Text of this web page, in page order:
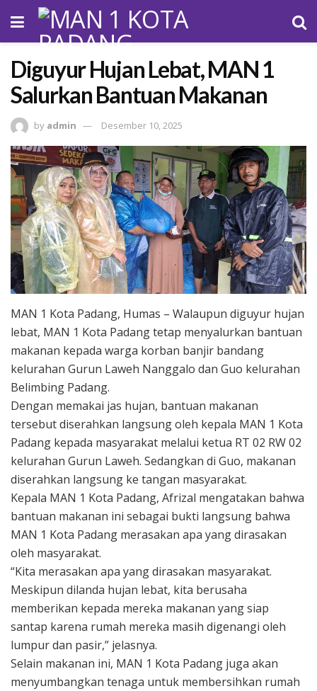
Diguyur Hujan Lebat, MAN 1
Salurkan Bantuan Makanan
by admin Desember 10, 2025
MAN 1 Kota Padang, Humas – Walaupun diguyur hujan
lebat, MAN 1 Kota Padang tetap menyalurkan bantuan
makanan kepada warga korban banjir bandang
kelurahan Gurun Laweh Nanggalo dan Guo kelurahan
Belimbing Padang.
Dengan memakai jas hujan, bantuan makanan
tersebut diserahkan langsung oleh kepala MAN 1 Kota
Padang kepada masyarakat melalui ketua RT 02 RW 02
kelurahan Gurun Laweh. Sedangkan di Guo, makanan
diserahkan langsung ke tangan masyarakat.
Kepala MAN 1 Kota Padang, Afrizal mengatakan bahwa
bantuan makanan ini sebagai bukti langsung bahwa
MAN 1 Kota Padang merasakan apa yang dirasakan
oleh masyarakat.
“Kita merasakan apa yang dirasakan masyarakat.
Meskipun dilanda hujan lebat, kita berusaha
memberikan kepada mereka makanan yang siap
santap karena rumah mereka masih digenangi oleh
lumpur dan pasir,” jelasnya.
Selain makanan ini, MAN 1 Kota Padang juga akan
menyumbangkan tenaga untuk membersihkan rumah